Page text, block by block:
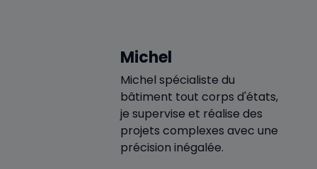
Michel
Michel spécialiste du
bâtiment tout corps d'états,
je supervise et réalise des
projets complexes avec une
précision inégalée.